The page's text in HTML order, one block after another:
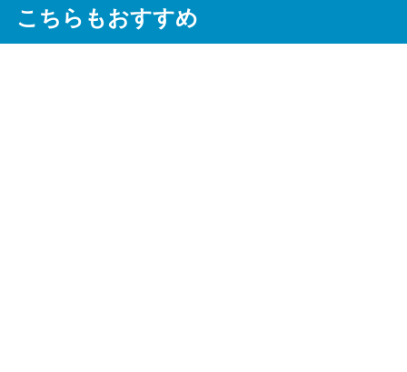
こちらもおすすめ